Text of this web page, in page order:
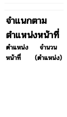
จำแนกตาม
ตำแหน่งหน้าที่
ตำแหน่ง
หน้าที่
จำนวน
(ตำแหน่ง)